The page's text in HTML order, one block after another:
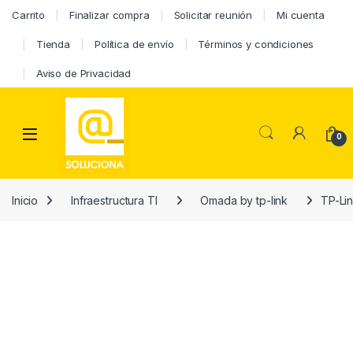
Carrito Finalizar compra Solicitar reunión Mi cuenta
Tienda Política de envío Términos y condiciones
Aviso de Privacidad
0
Inicio Infraestructura TI Omada by tp-link TP-